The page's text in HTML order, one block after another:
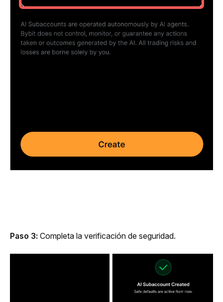
Paso 3: Completa la verificación de seguridad.